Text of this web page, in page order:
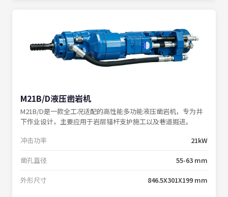
M21B/D液压凿岩机
M21B/D是一款全工况适配的高性能多功能液压凿岩机，专为井
下作业设计，主要应用于岩层锚杆支护施工以及巷道掘进。
冲击功率
21kW
凿孔直径 55-63 mm
外形尺寸 846.5X301X199 mm